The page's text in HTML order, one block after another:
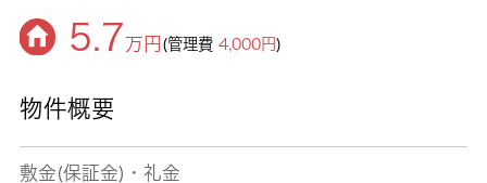
5.7万円 (管理費4,000円)
物件概要
敷金(保証金)・礼金